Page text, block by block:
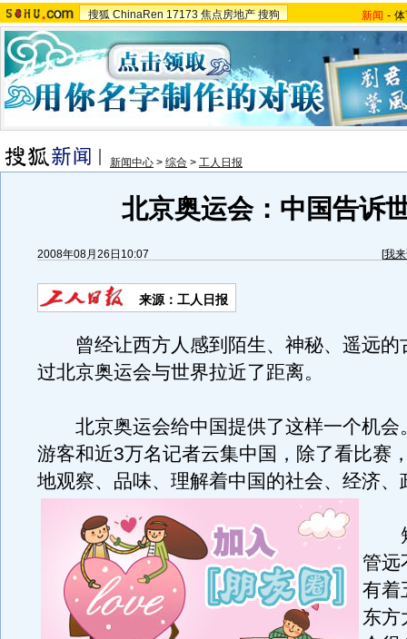
搜狐 ChinaRen 17173 焦点房地产 搜狗 新闻 -
新闻中心 > 综合 > 工人日报
北京奥运会：中国告诉
2008年08月26日10:07 [我
来源：工人日报
曾经让西方人感到陌生、神秘、遥远的
过北京奥运会与世界拉近了距离。
北京奥运会给中国提供了这样一个机会
游客和近3万名记者云集中国，除了看比赛
地观察、品味、理解着中国的社会、经济、
短
管远
有着
东方